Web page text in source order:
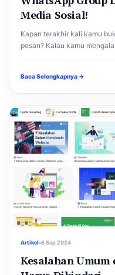
Media Sosial!
Kapan terakhir kali kamu
pesan? Kalau kamu
Baca Selengkapnya →
Artikel•6 Sep 2024
Kesalahan Umum